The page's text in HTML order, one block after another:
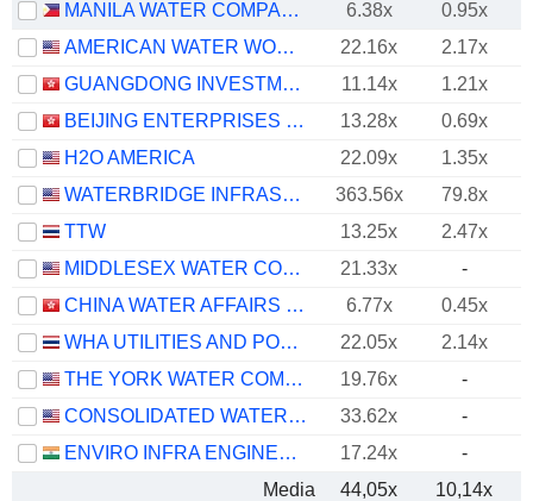
MANILA WATER COMPANY, INC. 6.38x 0.95x
AMERICAN WATER WORKS COMPANY, INC.
22.16x
2.17x
GUANGDONG INVESTMENT LIMITED
11.14x
1.21x
BEIJING ENTERPRISES WATER GROUP LIMITED
13.28x
0.69x
H2O AMERICA
22.09x
1.35x
WATERBRIDGE INFRASTRUCTURE LLC
363.56x
79.8x
TTW
13.25x
2.47x
MIDDLESEX WATER COMPANY
21.33x
-
CHINA WATER AFFAIRS GROUP LIMITED
6.77x
0.45x
WHA UTILITIES AND POWER
22.05x
2.14x
THE YORK WATER COMPANY
19.76x
-
CONSOLIDATED WATER CO. LTD.
33.62x
-
ENVIRO INFRA ENGINEERS LIMITED
17.24x
-
Media
44,05x
10,14x